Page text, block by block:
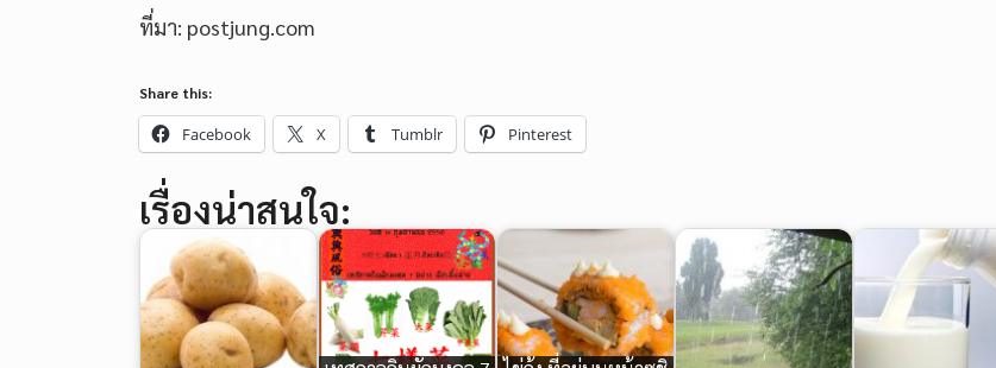
ที่มา: postjung.com
Share this:
Facebook X Tumblr Pinterest
เรื่องน่าสนใจ: